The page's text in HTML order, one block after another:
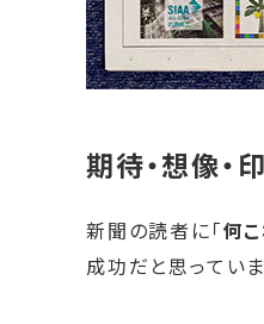
期待・想像・
新聞の読者に「何
成功だと思っていま